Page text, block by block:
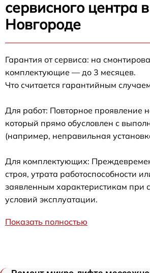
сервисного центра
Новгороде
Гарантия от сервиса: на
комплектующие — до 3 месяцев.
Что считается гарантийным
Для работ: Повторное проявление
который прямо обусловлен с
(например, неправильная
Для комплектующих:
строя, утрата работоспособности
заявленным характеристикам при
условий эксплуатации.
Показать полностью